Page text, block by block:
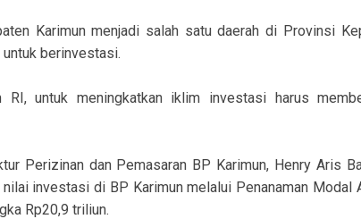
Karimun menjadi salah satu daerah di Provinsi
berinvestasi.
untuk meningkatkan iklim investasi harus
Perizinan dan Pemasaran BP Karimun, Henry Aris
investasi di BP Karimun melalui Penanaman Modal
Rp20,9 triliun.